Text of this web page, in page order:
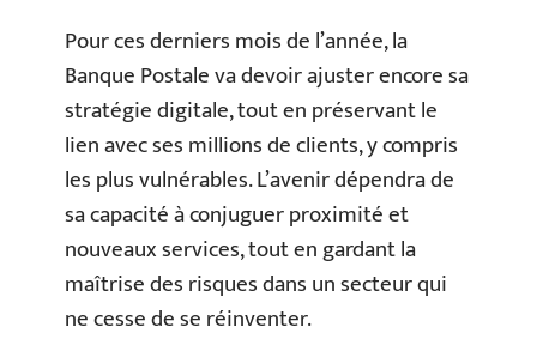
Pour ces derniers mois de l’année, la
Banque Postale va devoir ajuster encore sa
stratégie digitale, tout en préservant le
lien avec ses millions de clients, y compris
les plus vulnérables. L’avenir dépendra de
sa capacité à conjuguer proximité et
nouveaux services, tout en gardant la
maîtrise des risques dans un secteur qui
ne cesse de se réinventer.